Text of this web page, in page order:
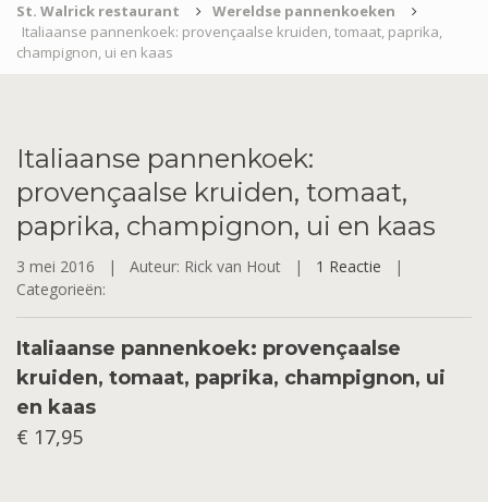
St. Walrick restaurant
Wereldse pannenkoeken
Italiaanse pannenkoek: provençaalse kruiden, tomaat, paprika,
champignon, ui en kaas
Italiaanse pannenkoek:
provençaalse kruiden, tomaat,
paprika, champignon, ui en kaas
3 mei 2016 | Auteur: Rick van Hout | 1 Reactie |
Categorieën:
Italiaanse pannenkoek: provençaalse
kruiden, tomaat, paprika, champignon, ui
en kaas
€ 17,95